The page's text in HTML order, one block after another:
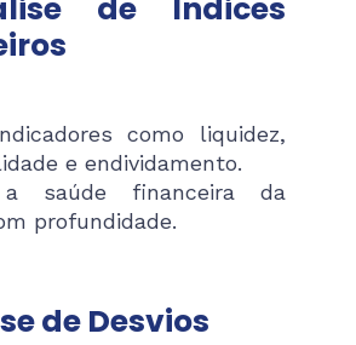
de Índices
como liquidez,
e endividamento.
saúde financeira da
profundidade.
de Desvios